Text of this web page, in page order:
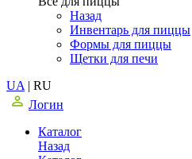
Назад
Инвентарь для пиццы
Формы для пиццы
Щетки для печи
UA | RU
Логин
Каталог
Назад